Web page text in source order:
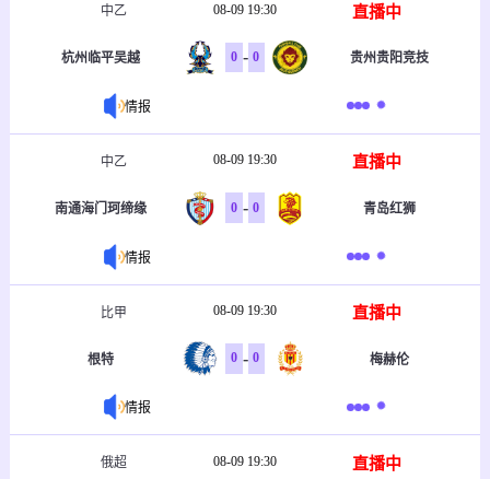
中乙 08-09 19:30 直播中
杭州临平吴越 0 - 0 贵州贵阳竞技
情报
中乙 08-09 19:30 直播中
南通海门珂缔缘 0 - 0 青岛红狮
情报
比甲 08-09 19:30 直播中
根特 0 - 0 梅赫伦
情报
俄超 08-09 19:30 直播中